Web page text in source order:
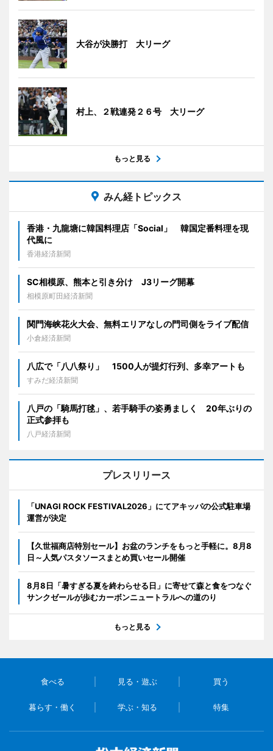
大谷が決勝打 大リーグ
村上、２戦連発２６号 大リーグ
もっと見る
みん経トピックス
香港・九龍塘に韓国料理店「Social」 韓国定番料理を現
代風に
香港経済新聞
SC相模原、熊本と引き分け J3リーグ開幕
相模原町田経済新聞
関門海峡花火大会、無料エリアなしの門司側をライブ配信
小倉経済新聞
八広で「八八祭り」 1500人が提灯行列、多幸アートも
すみだ経済新聞
八戸の「騎馬打毬」、若手騎手の姿勇ましく 20年ぶりの
正式参拝も
八戸経済新聞
プレスリリース
「UNAGI ROCK FESTIVAL2026」にてアキッパの公式駐車場
運営が決定
【久世福商店特別セール】お盆のランチをもっと手軽に。8月8
日～人気パスタソースまとめ買いセール開催
8月8日「暑すぎる夏を終わらせる日」に寄せて森と食をつなぐ
サンクゼールが歩むカーボンニュートラルへの道のり
もっと見る
食べる 見る・遊ぶ 買う
暮らす・働く 学ぶ・知る 特集